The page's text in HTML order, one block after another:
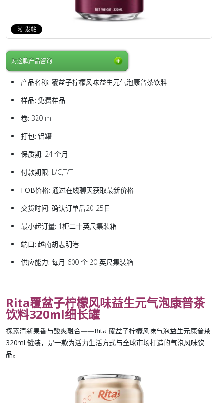
对这款产品咨询
产品名称: 覆盆子柠檬风味益生元气泡康普茶饮料
样品: 免费样品
卷: 320 ml
打包: 铝罐
保质期: 24 个月
付款期限: L/C,T/T
FOB价格: 通过在线聊天获取最新价格
交货时间: 确认订单后20-25日
最小起订量: 1柜二十英尺集装箱
端口: 越南胡志明港
供应能力: 每月 600 个 20 英尺集装箱
Rita覆盆子柠檬风味益生元气泡康普茶
饮料320ml细长罐
探索清新果香与酸爽融合——Rita 覆盆子柠檬风味气泡益生元康普茶
320ml 罐装，是一款为活力生活方式与全球市场打造的气泡风味饮
品。